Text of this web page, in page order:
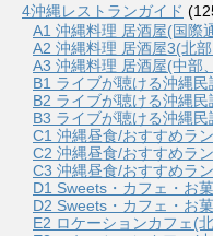
4沖縄レストランガイド
A1 沖縄料理 居酒屋(国際
A2 沖縄料理 居酒屋3(北
A3 沖縄料理 居酒屋(中部
B1 ライブが聴ける沖縄民
B2 ライブが聴ける沖縄民
B3 ライブが聴ける沖縄民
C1 沖縄昼食/おすすめラン
C2 沖縄昼食/おすすめラン
C3 沖縄昼食/おすすめラ
D1 Sweets・カフェ・お菓
D2 Sweets・カフェ・お
E2 ロケーションカフェ(